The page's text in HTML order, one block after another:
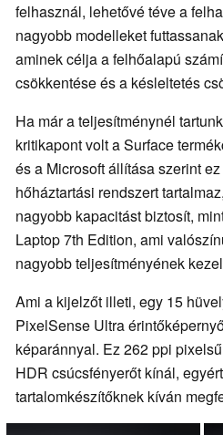
felhasznál, lehetővé téve a
nagyobb modelleket
aminek célja a felhőalapú
csökkentése és a késleltetés
Ha már a teljesítménynél
kritikapont volt a Surface
és a Microsoft állítása szerint
hőháztartási rendszert
nagyobb kapacitást biztosít,
Laptop 7th Edition, ami
nagyobb teljesítményének
Ami a kijelzőt illeti, egy 15
PixelSense Ultra
képaránnyal. Ez 262 ppi
HDR csúcsfényerőt kínál,
tartalomkészítőknek kíván